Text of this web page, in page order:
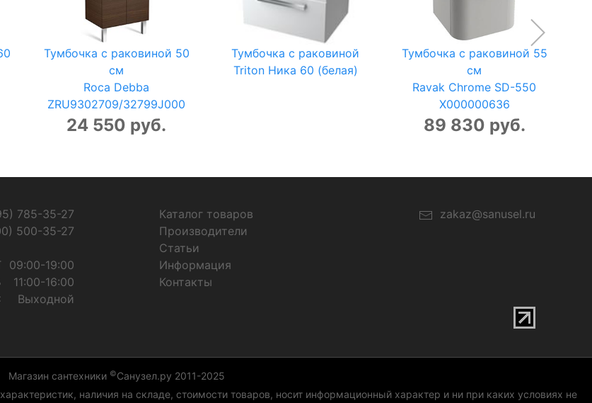
Тумбочка с раковиной 50
см
Roca Debba
ZRU9302709/32799J000
24 550 руб.
Тумбочка с раковиной
Triton Ника 60 (белая)
Тумбочка с раковиной 55
см
Ravak Chrome SD-550
X000000636
89 830 руб.
785-35-27
500-35-27
09:00-19:00
11:00-16:00
Выходной
Каталог товаров
Производители
Статьи
Информация
Контакты
zakaz@sanusel.ru
Магазин сантехники ©Санузел.ру 2011-2025
наличия на складе, стоимости товаров, носит информационный характер и ни при каких условиях не